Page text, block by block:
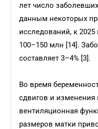
лет число
данным некоторых
исследований, к 2025
100–150 млн [14].
составляет 3–4% [3].
Во время
сдвигов и изменения
вентиляционная
размеров матки